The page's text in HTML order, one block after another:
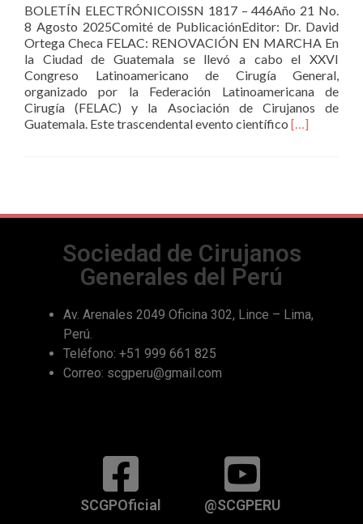
BOLETÍN ELECTRÓNICOISSN 1817 – 446Año 21 No.
8 Agosto 2025Comité de PublicaciónEditor: Dr. David
Ortega Checa FELAC: RENOVACIÓN EN MARCHA En
la Ciudad de Guatemala se llevó a cabo el XXVI
Congreso Latinoamericano de Cirugía General,
organizado por la Federación Latinoamericana de
Cirugía (FELAC) y la Asociación de Cirujanos de
Guatemala. Este trascendental evento científico Read
[…]
Sociedad de Cirujanos
Generales del Perú
Av. Arenales 2049 Oficina 302, Lince – Lima,
Perú.
Teléfono: +51 999 661 825
Correo: scgperu@gmail.com
SCGPOficial @SCGPERU